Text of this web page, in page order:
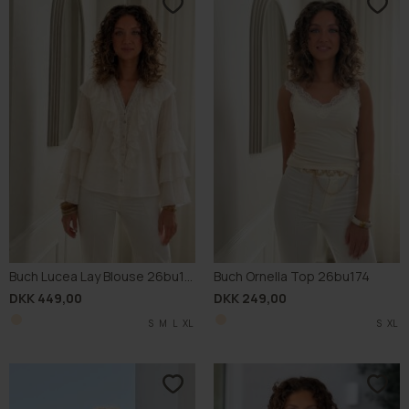
Buch Lucea Lay Blouse 26bu161
DKK 449,00
S M L XL
Buch Ornella Top 26bu174
DKK 249,00
S XL